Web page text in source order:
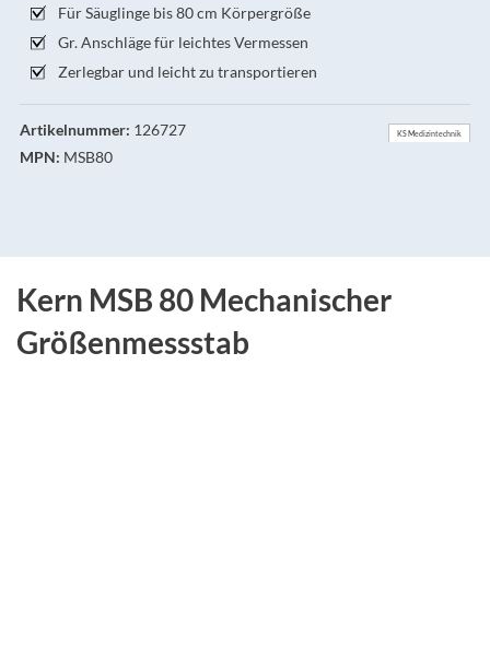
Für Säuglinge bis 80 cm Körpergröße
Gr. Anschläge für leichtes Vermessen
Zerlegbar und leicht zu transportieren
Artikelnummer: 126727
MPN: MSB80
KS Medizintechnik
Kern MSB 80 Mechanischer
Größenmessstab